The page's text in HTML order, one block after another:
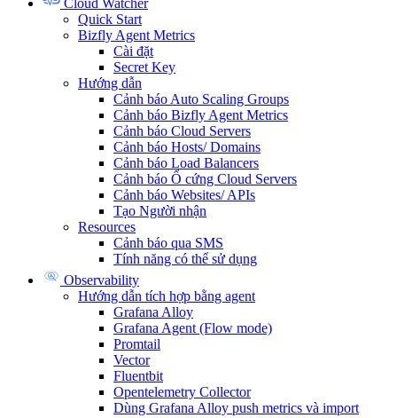
Cloud Watcher
Quick Start
Bizfly Agent Metrics
Cài đặt
Secret Key
Hướng dẫn
Cảnh báo Auto Scaling Groups
Cảnh báo Bizfly Agent Metrics
Cảnh báo Cloud Servers
Cảnh báo Hosts/ Domains
Cảnh báo Load Balancers
Cảnh báo Ổ cứng Cloud Servers
Cảnh báo Websites/ APIs
Tạo Người nhận
Resources
Cảnh báo qua SMS
Tính năng có thể sử dụng
Observability
Hướng dẫn tích hợp bằng agent
Grafana Alloy
Grafana Agent (Flow mode)
Promtail
Vector
Fluentbit
Opentelemetry Collector
Dùng Grafana Alloy push metrics và import